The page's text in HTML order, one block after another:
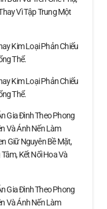
Vì Tập Trung Một
Kim Loại Phản Chiếu
Thể.
Kim Loại Phản Chiếu
Thể.
Gia Đình Theo Phong
Và Ánh Nến Làm
Giữ Nguyên Bề Mặt,
Kết Nối Hoa Và
Gia Đình Theo Phong
Và Ánh Nến Làm